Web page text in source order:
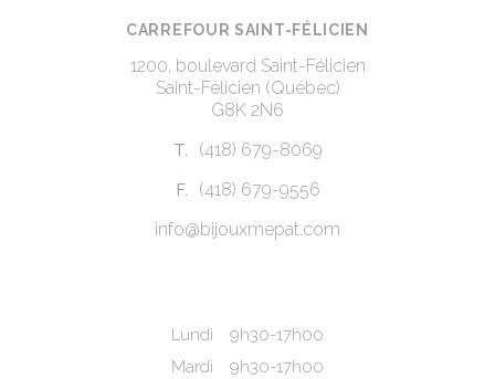
CARREFOUR SAINT-FÉLICIEN
1200, boulevard Saint-Félicien
Saint-Félicien (Québec)
G8K 2N6
T. (418) 679-8069
F.
(418) 679-9556
info@bijouxmepat.com
Lundi
9h30-17h00
Mardi
9h30-17h00